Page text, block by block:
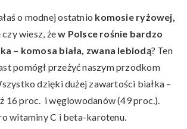
o modnej ostatnio komosie ryżowej,
czy wiesz, żew Polsce rośnie bardzo
– komosa biała, zwana lebiodą? Ten
pomógł przeżyć naszym przodkom
dzięki dużej zawartości białka –
16 proc. i węglowodanów (49 proc.).
witaminy C i beta-karotenu.